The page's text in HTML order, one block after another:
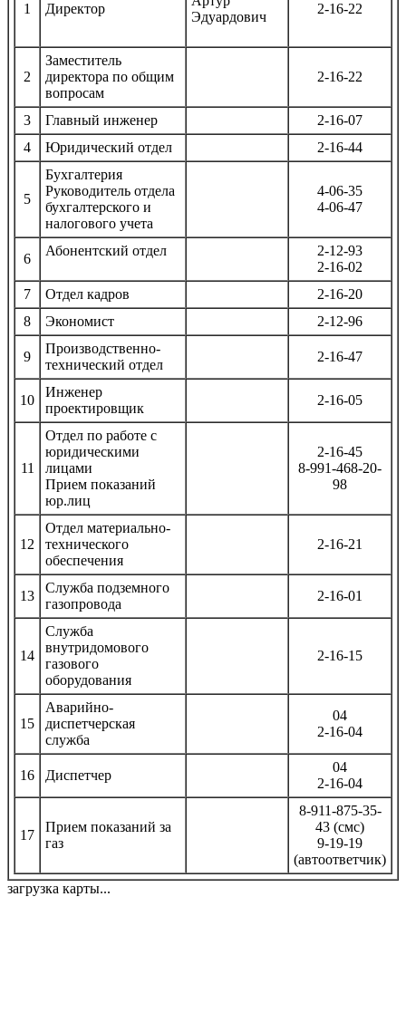
1 Директор
Эдуардович
2-16-22
2
Заместитель
директора по общим
вопросам
2-16-22
3 Главный инженер
2-16-07
4
Юридический отдел 2-16-44
5
Бухгалтерия
Руководитель отдела
бухгалтерского и
налогового учета
4-06-35
4-06-47
6
Абонентский отдел
2-12-93
2-16-02
7
Отдел кадров
2-16-20
8
Экономист 2-12-96
9
Производственно-
технический отдел
2-16-47
10
Инженер
проектировщик
2-16-05
11
Отдел по работе с
юридическими
лицами
Прием показаний
юр.лиц
2-16-45
8-991-468-20-
98
12
Отдел материально-
технического
обеспечения
2-16-21
13
Служба подземного
газопровода
2-16-01
14
Служба
внутридомового
газового
оборудования
2-16-15
15
Аварийно-
диспетчерская
служба
04
2-16-04
16 Диспетчер
04
2-16-04
17
Прием показаний за
газ
8-911-875-35-
43 (смс)
9-19-19
(автоответчик)
загрузка карты...